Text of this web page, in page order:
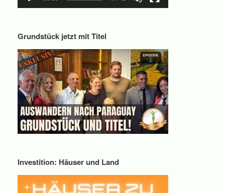
Grundstück jetzt mit Titel
Investition: Häuser und Land